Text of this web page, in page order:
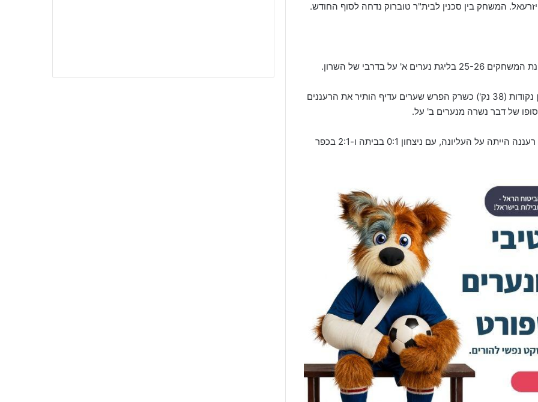
המשחק בין סכנין לבית"ר טוברוק נדחה לסוף החודש.
לאחר שבנערים ב' השנתונים סיימו את העונה עם אותן נקודות (38 נק') כשרק הפרש שערים עדיף הותיר את הרעננים
של דבר נשרה מנערים ב' על.
בשני המפגשים הישירים ביניהן שנה שעברה רגלה של רעננה הייתה על העליונה, עם ניצחון 0:1 בביתה ו-2:1 בכפר